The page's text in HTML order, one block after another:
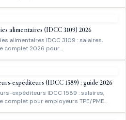
alimentaires (IDCC 3109) 2026
alimentaires IDCC 3109 : salaires,
complet 2026 pour…
expéditeurs (IDCC 1589) : guide 2026
expéditeurs IDCC 1589 : salaires,
complet pour employeurs TPE/PME…